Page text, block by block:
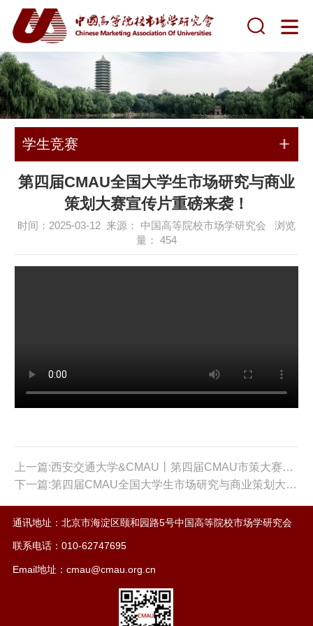
学生竞赛
第四届CMAU全国大学生市场研究与商业
策划大赛宣传片重磅来袭！
时间：2025-03-12 来源： 中国高等院校市场学研究会 浏览
量： 454
上一篇:西安交通大学&CMAU丨第四届CMAU市策大赛总决赛承办校介绍
下一篇:第四届CMAU全国大学生市场研究与商业策划大赛启动仪式成功举办
通讯地址：北京市海淀区颐和园路5号中国高等院校市场学研究会
联系电话：010-62747695
Email地址：cmau@cmau.org.cn